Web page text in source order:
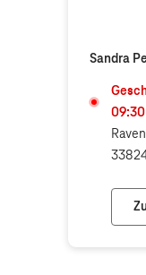
Sandra
09:30